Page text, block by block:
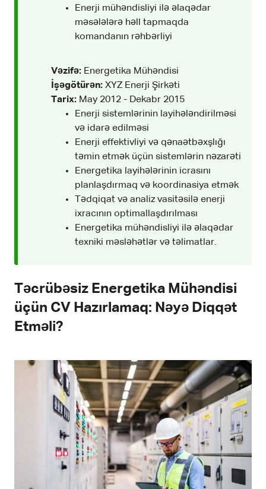
Enerji mühəndisliyi ilə əlaqədar
məsələlərə həll tapmaqda
komandanın rəhbərliyi
Vəzifə: Energetika Mühəndisi
İşəgötürən: XYZ Enerji Şirkəti
Tarix: May 2012 - Dekabr 2015
Enerji sistemlərinin layihələndirilməsi
və idarə edilməsi
Enerji effektivliyi və qənaətbəxşlığı
təmin etmək üçün sistemlərin nəzarəti
Energetika layihələrinin icrasını
planlaşdırmaq və koordinasiya etmək
Tədqiqat və analiz vasitəsilə enerji
ixracının optimallaşdırılması
Energetika mühəndisliyi ilə əlaqədar
texniki məsləhətlər və təlimatlar.
Təcrübəsiz Energetika Mühəndisi
üçün CV Hazırlamaq: Nəyə Diqqət
Etməli?